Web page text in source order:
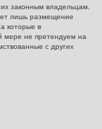
законным владельцам.
лишь размещение
которые в
мере не претендуем на
с других